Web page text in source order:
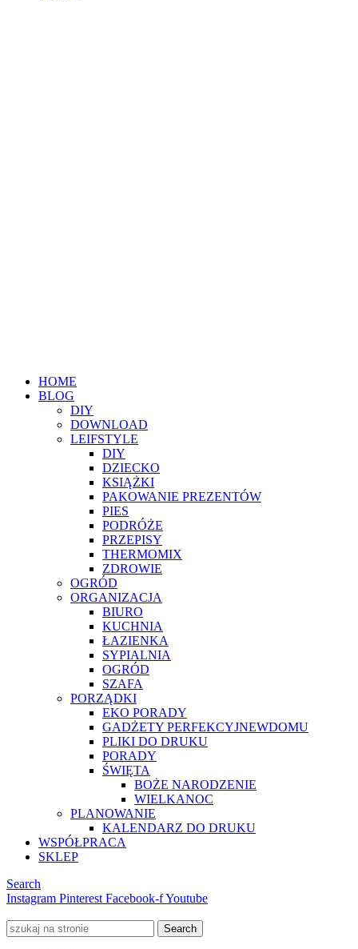
HOME
BLOG
DIY
DOWNLOAD
LEIFSTYLE
DIY
DZIECKO
KSIĄŻKI
PAKOWANIE PREZENTÓW
PIES
PODRÓŻE
PRZEPISY
THERMOMIX
ZDROWIE
OGRÓD
ORGANIZACJA
BIURO
KUCHNIA
ŁAZIENKA
SYPIALNIA
OGRÓD
SZAFA
PORZĄDKI
EKO PORADY
GADŻETY PERFEKCYJNEWDOMU
PLIKI DO DRUKU
PORADY
ŚWIĘTA
BOŻE NARODZENIE
WIELKANOC
PLANOWANIE
KALENDARZ DO DRUKU
WSPÓŁPRACA
SKLEP
Search
Instagram Pinterest Facebook-fYoutube
Search